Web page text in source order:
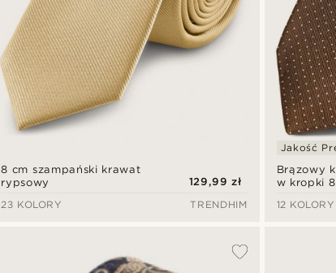
8 cm szampański krawat
rypsowy
129,99 zł
23 KOLORY
TRENDHIM
Brązowy
w kropki
Jakość
12 KOLORY